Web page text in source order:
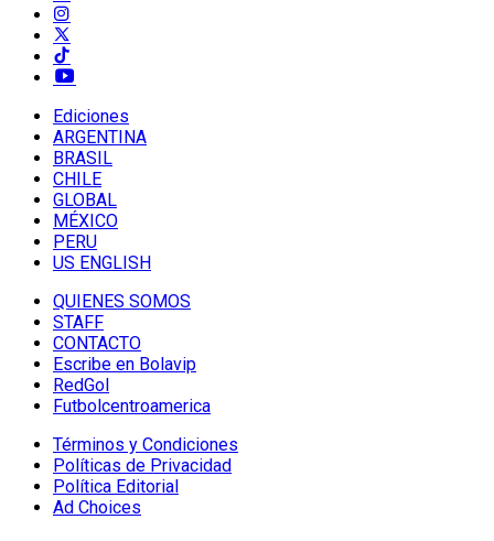
Ediciones
ARGENTINA
BRASIL
CHILE
GLOBAL
MÉXICO
PERU
US ENGLISH
QUIENES SOMOS
STAFF
CONTACTO
Escribe en Bolavip
RedGol
Futbolcentroamerica
Términos y Condiciones
Políticas de Privacidad
Política Editorial
Ad Choices